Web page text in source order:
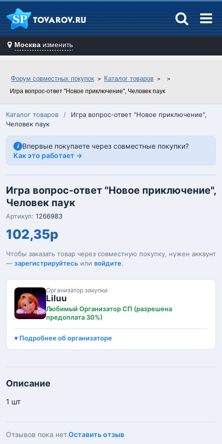
Москва изменить
Форум совместных покупок Каталог товаров
Игра вопрос-ответ "Новое приключение", Человек паук
Каталог товаров /
Игра вопрос-ответ "Новое приключение",
Человек паук
i Впервые покупаете через совместные покупки?
Как это работает →
Игра вопрос-ответ "Новое приключение",
Человек паук
Артикул: 1266983
102,35р
Чтобы заказать товар через совместную покупку, нужен аккаунт
— зарегистрируйтесь или войдите.
Организатор закупки
Liluu
Любимый Организатор СП (разрешена
предоплата 30%)
Подробнее об организаторе
Описание
1 шт
Отзывов пока нет.Оставить отзыв